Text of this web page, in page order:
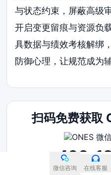
与状态约束，屏蔽高级
开启变更留痕与资源负
具数据与绩效考核解绑
防御心理，让规范成为
扫码免费获取
400-
微信咨询 在线客服